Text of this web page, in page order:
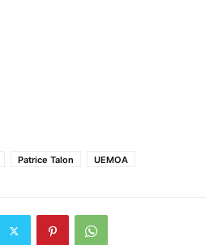
Patrice Talon UEMOA